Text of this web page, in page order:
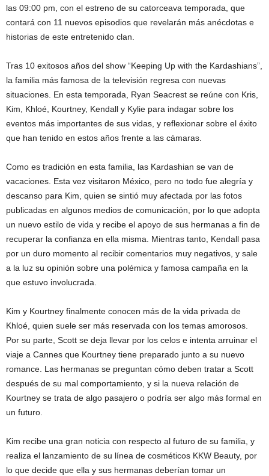
las 09:00 pm, con el estreno de su catorceava temporada, que
contará con 11 nuevos episodios que revelarán más anécdotas e
historias de este entretenido clan.
Tras 10 exitosos años del show “Keeping Up with the Kardashians”,
la familia más famosa de la televisión regresa con nuevas
situaciones. En esta temporada, Ryan Seacrest se reúne con Kris,
Kim, Khloé, Kourtney, Kendall y Kylie para indagar sobre los
eventos más importantes de sus vidas, y reflexionar sobre el éxito
que han tenido en estos años frente a las cámaras.
Como es tradición en esta familia, las Kardashian se van de
vacaciones. Esta vez visitaron México, pero no todo fue alegría y
descanso para Kim, quien se sintió muy afectada por las fotos
publicadas en algunos medios de comunicación, por lo que adopta
un nuevo estilo de vida y recibe el apoyo de sus hermanas a fin de
recuperar la confianza en ella misma. Mientras tanto, Kendall pasa
por un duro momento al recibir comentarios muy negativos, y sale
a la luz su opinión sobre una polémica y famosa campaña en la
que estuvo involucrada.
Kim y Kourtney finalmente conocen más de la vida privada de
Khloé, quien suele ser más reservada con los temas amorosos.
Por su parte, Scott se deja llevar por los celos e intenta arruinar el
viaje a Cannes que Kourtney tiene preparado junto a su nuevo
romance. Las hermanas se preguntan cómo deben tratar a Scott
después de su mal comportamiento, y si la nueva relación de
Kourtney se trata de algo pasajero o podría ser algo más formal en
un futuro.
Kim recibe una gran noticia con respecto al futuro de su familia, y
realiza el lanzamiento de su línea de cosméticos KKW Beauty, por
lo que decide que ella y sus hermanas deberían tomar un